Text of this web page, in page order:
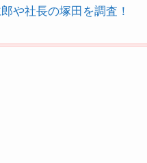
や社長の塚田を調査！